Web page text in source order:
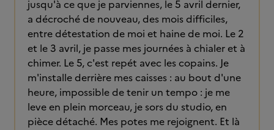
jusqu'à ce que je parviennes, le 5 avril dernier,
a décroché de nouveau, des mois difficiles,
entre détestation de moi et haine de moi. Le 2
et le 3 avril, je passe mes journées à chialer et à
chimer. Le 5, c'est repét avec les copains. Je
m'installe derrière mes caisses : au bout d'une
heure, impossible de tenir un tempo : je me
leve en plein morceau, je sors du studio, en
pièce détaché. Mes potes me rejoignent. Et là